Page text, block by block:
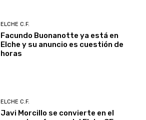
ELCHE C.F.
Facundo Buonanotte ya está en
Elche y su anuncio es cuestión de
horas
ELCHE C.F.
Javi Morcillo se convierte en el